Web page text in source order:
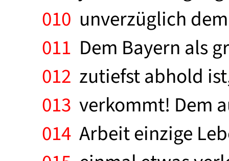
010 unverzüglich
011 Dem Bayern als
012 zutiefst abhold
013 verkommt! Dem
014 Arbeit einzige